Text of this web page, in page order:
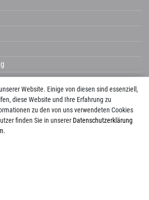
Website. Einige von diesen sind essenziell,
diese Website und Ihre Erfahrung zu
zu den von uns verwendeten Cookies
finden Sie in unserer Daten­schutz­erklärung
.
baucer